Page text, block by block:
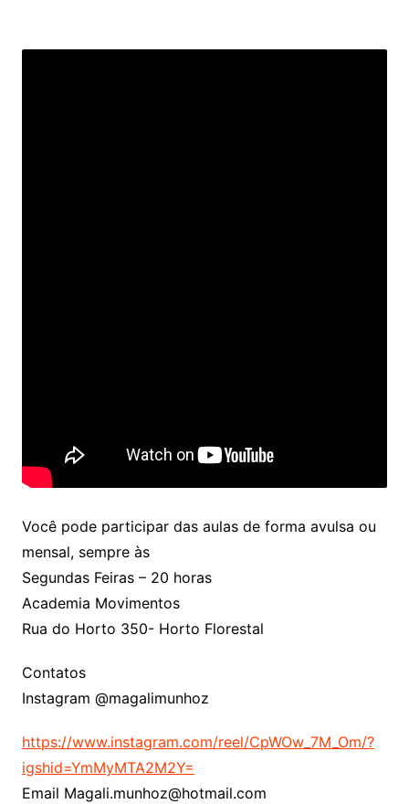
Você pode participar das aulas de forma avulsa ou
mensal, sempre às
Segundas Feiras – 20 horas
Academia Movimentos
Rua do Horto 350- Horto Florestal
Contatos
Instagram @magalimunhoz
https://www.instagram.com/reel/CpWOw_7M_Om/?
igshid=YmMyMTA2M2Y=
Email Magali.munhoz@hotmail.com